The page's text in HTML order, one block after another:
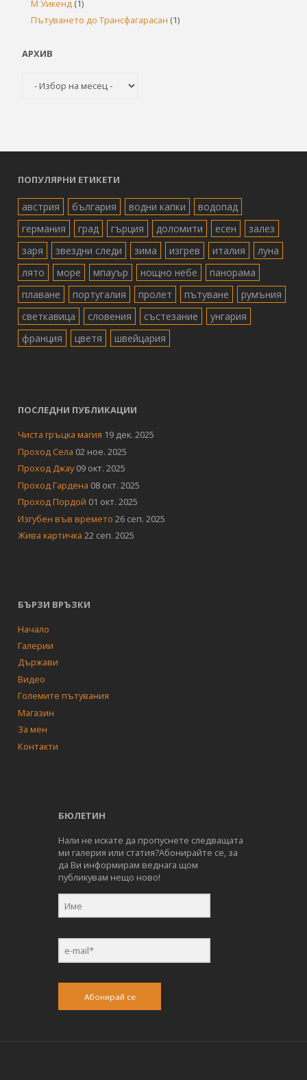
М Уикенд (1)
Пътуването до Трансфагарасан (1)
АРХИВ
ПОПУЛЯРНИ ЕТИКЕТИ
австрия българия водни капки
водопад
германия
град гърция доломити есен
залез
заря
звездни следи зима изгрев италия
луна
лято
море мпауър нощно небе
панорама
плаване
португалия пролет пътуване
румъния
светкавица
словения състезание
унгария
франция
цветя швейцария
ПОСЛЕДНИ ПУБЛИКАЦИИ
Чиста гръцка магия 19 дек. 2025
Проход Села 02 ное. 2025
Проход Джау 09 окт. 2025
Проход Гардена 08 окт. 2025
Проход Пордой 01 окт. 2025
Изгубен във времето 26 сеп. 2025
Жива картичка 22 сеп. 2025
БЪРЗИ ВРЪЗКИ
Начало
Галерии
Държави
Видео
Големите пътувания
Магазин
За мен
Контакти
БЮЛЕТИН
Нали не искате да пропуснете следващата
ми галерия или статия?Абонирайте се, за
да Ви информирам веднага щом
публикувам нещо ново!
Абонирай се